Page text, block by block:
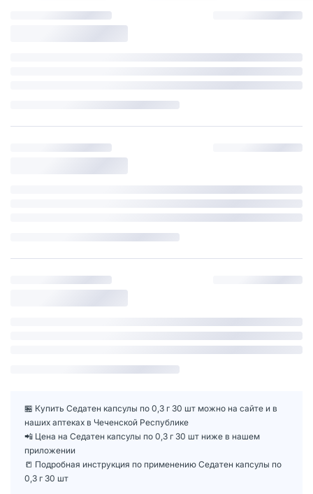
🏪 Купить Седатен капсулы по 0,3 г 30 шт можно на сайте и в
наших аптеках в Чеченской Республике
📲 Цена на Седатен капсулы по 0,3 г 30 шт ниже в нашем
приложении
📒 Подробная инструкция по применению Седатен капсулы по
0,3 г 30 шт